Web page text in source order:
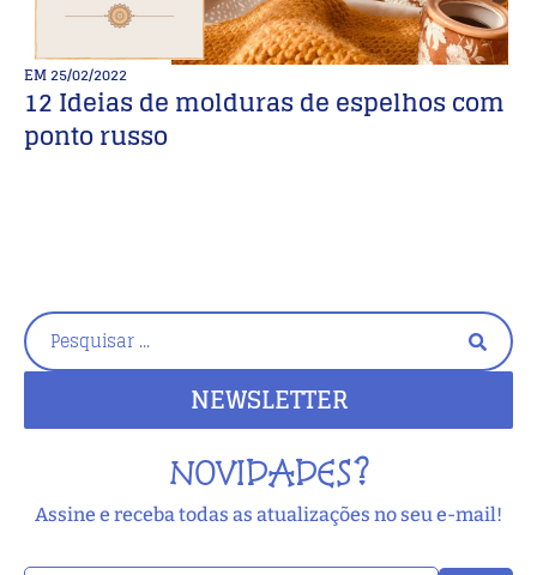
EM25/02/2022
12 Ideias de molduras de espelhos com
ponto russo
NEWSLETTER
NOVIDADES?
Assine e receba todas as atualizações no seu e-mail!